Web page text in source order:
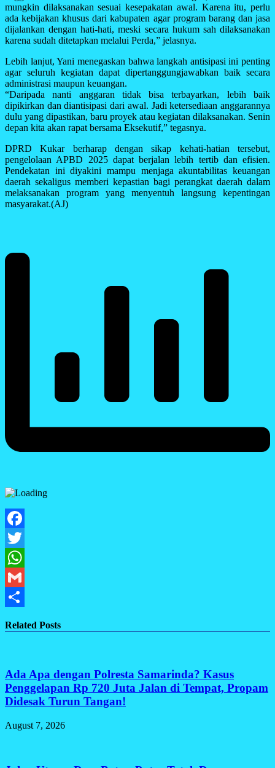
mungkin dilaksanakan sesuai kesepakatan awal. Karena itu, perlu
ada kebijakan khusus dari kabupaten agar program barang dan jasa
dijalankan dengan hati-hati, meski secara hukum sah dilaksanakan
karena sudah ditetapkan melalui Perda,” jelasnya.
Lebih lanjut, Yani menegaskan bahwa langkah antisipasi ini penting
agar seluruh kegiatan dapat dipertanggungjawabkan baik secara
administrasi maupun keuangan.
“Daripada nanti anggaran tidak bisa terbayarkan, lebih baik
dipikirkan dan diantisipasi dari awal. Jadi ketersediaan anggarannya
dulu yang dipastikan, baru proyek atau kegiatan dilaksanakan. Senin
depan kita akan rapat bersama Eksekutif,” tegasnya.
DPRD Kukar berharap dengan sikap kehati-hatian tersebut,
pengelolaan APBD 2025 dapat berjalan lebih tertib dan efisien.
Pendekatan ini diyakini mampu menjaga akuntabilitas keuangan
daerah sekaligus memberi kepastian bagi perangkat daerah dalam
melaksanakan program yang menyentuh langsung kepentingan
masyarakat.(AJ)
Facebook
Twitter
WhatsApp
Gmail
Related Posts
Ada Apa dengan Polresta Samarinda? Kasus
Penggelapan Rp 720 Juta Jalan di Tempat, Propam
Didesak Turun Tangan!
August 7, 2026